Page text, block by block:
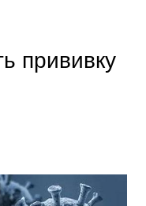
прививку